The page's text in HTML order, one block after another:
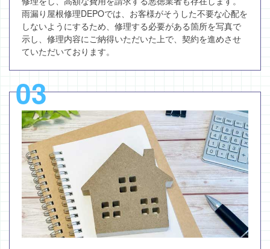
雨漏り屋根修理DEPOでは、お客様がそうした不要な心配を
しないようにするため、修理する必要がある箇所を写真で
示し、修理内容にご納得いただいた上で、契約を進めさせ
ていただいております。
03